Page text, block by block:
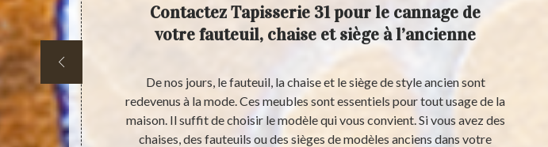
de
31330 ,
défiant la
vous lui
une
Contactez Tapisserie 31 pour le cannage de
votre fauteuil, chaise et siège à l’ancienne
De nos jours, le fauteuil, la chaise et le siège de style ancien sont
redevenus à la mode. Ces meubles sont essentiels pour tout usage de la
maison. Il suffit de choisir le modèle qui vous convient. Si vous avez des
chaises, des fauteuils ou des sièges de modèles anciens dans votre